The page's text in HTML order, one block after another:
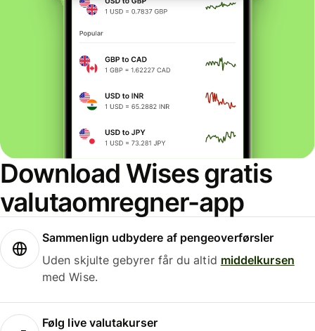
Download Wises gratis
valutaomregner-app
Sammenlign udbydere af pengeoverførsler
Uden skjulte gebyrer får du altid middelkursen
med Wise.
Følg live valutakurser